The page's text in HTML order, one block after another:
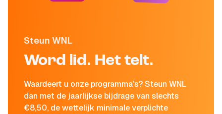
Steun WNL
Word lid. Het telt.
Waardeert u onze programma's? Steun WNL
dan met de jaarlijkse bijdrage van slechts
€8,50, de wettelijk minimale verplichte